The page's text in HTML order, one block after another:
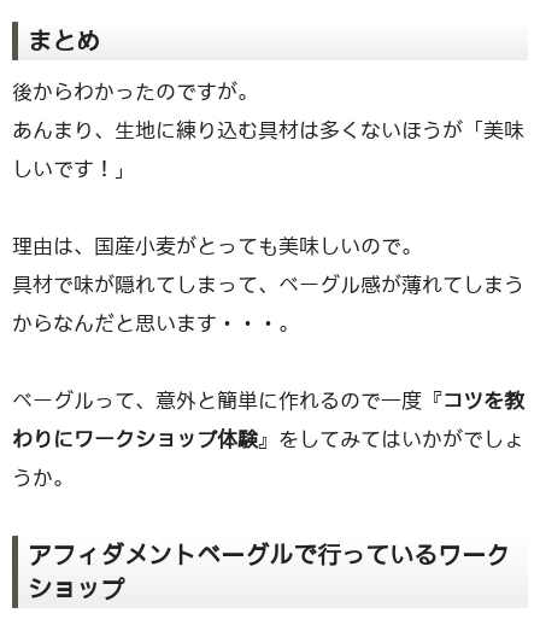
まとめ
後からわかったのですが。
あんまり、生地に練り込む具材は多くないほうが「美味
しいです！」
理由は、国産小麦がとっても美味しいので。
具材で味が隠れてしまって、ベーグル感が薄れてしまう
からなんだと思います・・・。
ベーグルって、意外と簡単に作れるので一度『コツを教
わりにワークショップ体験』をしてみてはいかがでしょ
うか。
アフィダメントベーグルで行っているワーク
ショップ